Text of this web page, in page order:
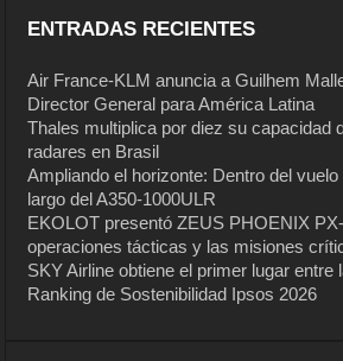
ENTRADAS RECIENTES
Air France-KLM anuncia a Guilhem
Director General para América Latina
Thales multiplica por diez su capacidad
radares en Brasil
Ampliando el horizonte: Dentro del
largo del A350-1000ULR
EKOLOT presentó ZEUS PHOENIX
operaciones tácticas y las misiones
SKY Airline obtiene el primer lugar entre
Ranking de Sostenibilidad Ipsos 2026